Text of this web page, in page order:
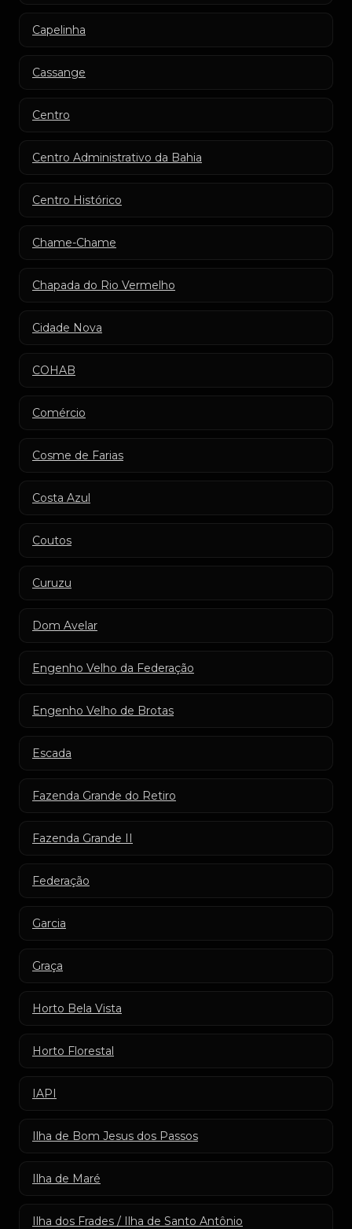
Capelinha
Cassange
Centro
Centro Administrativo da Bahia
Centro Histórico
Chame-Chame
Chapada do Rio Vermelho
Cidade Nova
COHAB
Comércio
Cosme de Farias
Costa Azul
Coutos
Curuzu
Dom Avelar
Engenho Velho da Federação
Engenho Velho de Brotas
Escada
Fazenda Grande do Retiro
Fazenda Grande II
Federação
Garcia
Graça
Horto Bela Vista
Horto Florestal
IAPI
Ilha de Bom Jesus dos Passos
Ilha de Maré
Ilha dos Frades / Ilha de Santo Antônio